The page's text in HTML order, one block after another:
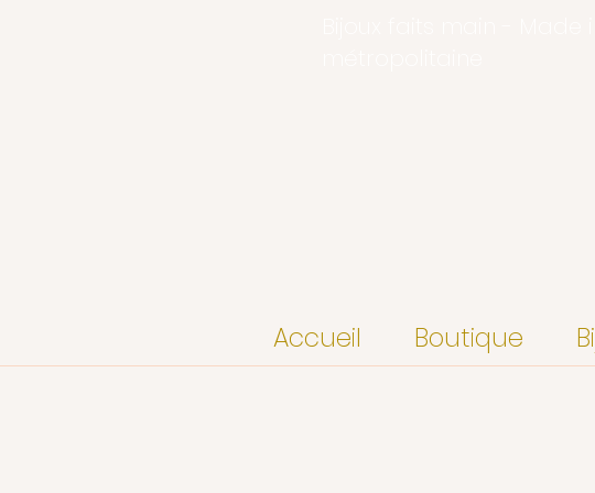
Accueil Boutique